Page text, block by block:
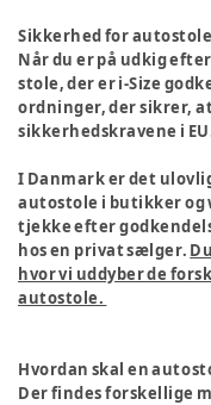
Sikkerhed for
Når du er på udkig
stole, der er i-Size
ordninger, der sikrer,
sikkerhedskravene i
I Danmark er det
autostole i butikker og
tjekke efter
hos en privat sælger.
hvor vi uddyber de
autostole.
Hvordan skal en
Der findes forskellige